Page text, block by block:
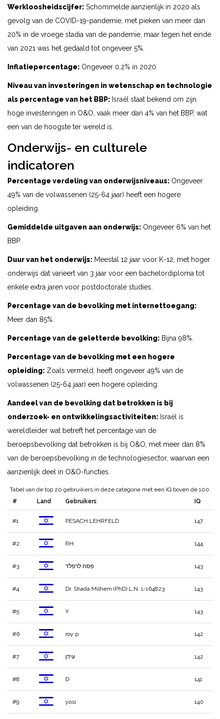
Werkloosheidscijfer: Schommelde aanzienlijk in 2020 als
gevolg van de COVID-19-pandemie, met pieken van meer dan
20% in de vroege stadia van de pandemie, maar tegen het einde
van 2021 was het gedaald tot ongeveer 5%.
Inflatiepercentage: Ongeveer 0,2% in 2020.
Niveau van investeringen in wetenschap en technologie
als percentage van het BBP: Israël staat bekend om zijn
hoge investeringen in O&O, vaak meer dan 4% van het BBP, wat
een van de hoogste ter wereld is.
Onderwijs- en culturele
indicatoren
Percentage verdeling van onderwijsniveaus: Ongeveer
49% van de volwassenen (25-64 jaar) heeft een hogere
opleiding.
Gemiddelde uitgaven aan onderwijs: Ongeveer 6% van het
BBP.
Duur van het onderwijs: Meestal 12 jaar voor K-12, met hoger
onderwijs dat varieert van 3 jaar voor een bachelordiploma tot
enkele extra jaren voor postdoctorale studies.
Percentage van de bevolking met internettoegang:
Meer dan 85%.
Percentage van de geletterde bevolking: Bijna 98%.
Percentage van de bevolking met een hogere
opleiding: Zoals vermeld, heeft ongeveer 49% van de
volwassenen (25-64 jaar) een hogere opleiding.
Aandeel van de bevolking dat betrokken is bij
onderzoek- en ontwikkelingsactiviteiten: Israël is
wereldleider wat betreft het percentage van de
beroepsbevolking dat betrokken is bij O&O, met meer dan 8%
van de beroepsbevolking in de technologiesector, waarvan een
aanzienlijk deel in O&O-functies.
Tabel van de top 20 gebruikers in deze categorie met een IQ boven de 100.
#
Land Gebruikers IQ
#1 PESACH LEHRFELD 147
#2 RH 144
#3 פסח לרפלד 143
#4 Dr. Shada Milhem (PhD) L.N. 1-164823 143
#5 Y 143
#6 roy p 142
#7 עידן 142
#8 D 141
#9 yosi 140